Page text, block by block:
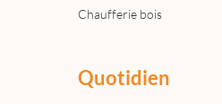
Chaufferie bois
Quotidien